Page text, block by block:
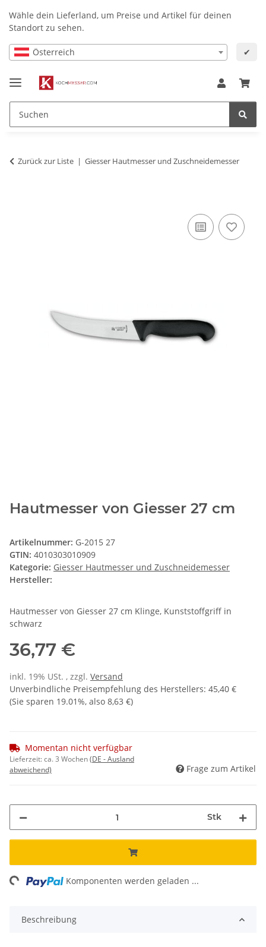
Wähle dein Lieferland, um Preise und Artikel für deinen
Standort zu sehen.
Österreich ✔
Zurück zur Liste Giesser Hautmesser und Zuschneidemesser
Hautmesser von Giesser 27 cm
Artikelnummer: G-2015 27
GTIN: 4010303010909
Kategorie: Giesser Hautmesser und Zuschneidemesser
Hersteller:
Hautmesser von Giesser 27 cm Klinge, Kunststoffgriff in
schwarz
36,77 €
inkl. 19% USt. , zzgl. Versand
Unverbindliche Preisempfehlung des Herstellers: 45,40 €
(Sie sparen 19.01%, also 8,63 €)
Momentan nicht verfügbar
Lieferzeit:ca. 3 Wochen(DE - Ausland
abweichend)
Frage zum Artikel
Stk
Komponenten werden geladen ...
Beschreibung